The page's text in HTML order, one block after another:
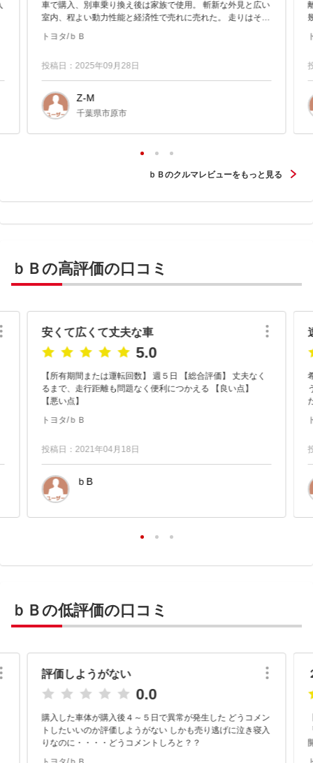
車で購入、別車乗り換え後は家族で使用。 斬新な外見と広い
室内、程よい動力性能と経済性で売れに売れた。 走りはそれ
てルームミラ...
トヨタ/ｂＢ
投稿日：2025年09月28日
Z-M
千葉県市原市
ｂＢのクルマレビューをもっと見る
ｂＢの高評価の口コミ
安くて広くて丈夫な車
5.0
【所有期間または運転回数】 週５日 【総合評価】 丈夫なく
るまで、走行距離も問題なく便利につかえる 【良い点】
【悪い点】
トヨタ/ｂＢ
投稿日：2021年04月18日
ｂB
ｂＢの低評価の口コミ
評価しようがない
0.0
購入した車体が購入後４～５日で異常が発生した どうコメン
トしたいいのか評価しようがない しかも売り逃げに泣き寝入
りなのに・・・・どうコメントしろと？？